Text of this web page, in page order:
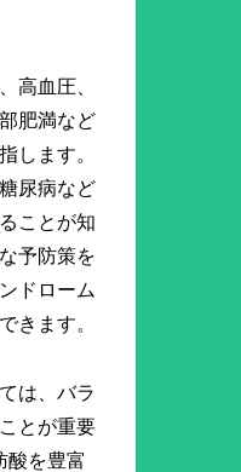
高血圧、
肥満など
します。
尿病など
ことが知
予防策を
ドローム
きます。
は、バラ
とが重要
酸を豊富